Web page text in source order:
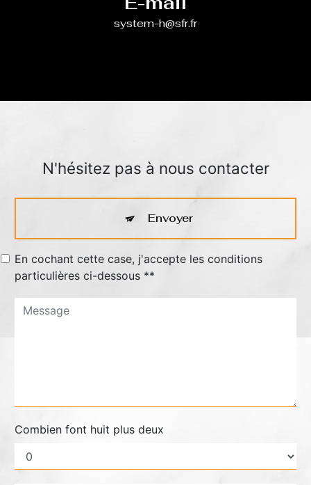
system-h@sfr.fr
N'hésitez pas à nous contacter
Combien font huit plus deux
En cochant cette case, j'accepte les conditions
particulières ci-dessous **
Envoyer